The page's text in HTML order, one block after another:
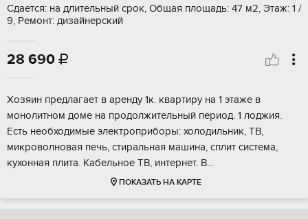
Сдается: на длительный срок, Общая площадь: 47 м2, Этаж: 1 /
9, Ремонт: дизайнерский
28 690 
Хозяин предлагает в аренду 1к. квартиру на 1 этаже в
монолитном доме на продолжительный период. 1 лоджия.
Есть необходимые электроприборы: холодильник, ТВ,
микроволновая печь, стиральная машина, сплит система,
кухонная плита. Кабельное ТВ, интернет. В...
ПОКАЗАТЬ НА КАРТЕ